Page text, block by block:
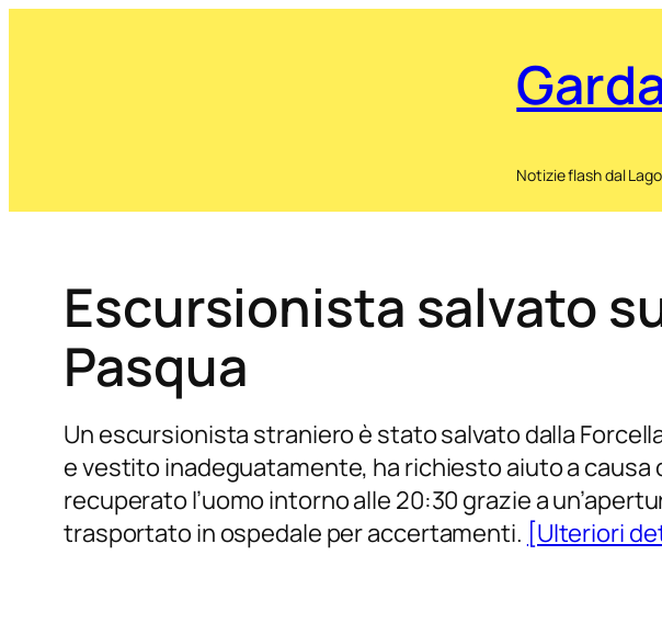
Notizie flash dal
Escursionista salvato
Pasqua
Un escursionista straniero è stato salvato dalla
e vestito inadeguatamente, ha richiesto aiuto a causa
recuperato l’uomo intorno alle 20:30 grazie a
trasportato in ospedale per accertamenti. [Ulteriori